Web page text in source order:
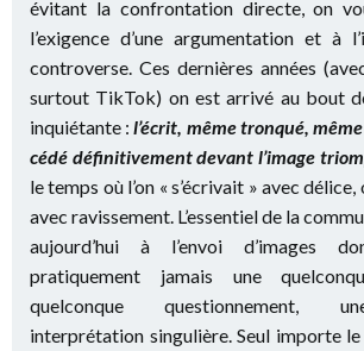
évitant la confrontation directe, on
l’exigence d’une argumentation et à
controverse. Ces dernières années
surtout TikTok) on est arrivé au bout
inquiétante :l’écrit, même tronqué,
cédé définitivement devant l’image
le temps où l’on « s’écrivait » avec délice,
avec ravissement. L’essentiel de la
aujourd’hui à l’envoi d’images
pratiquement jamais une
quelconque questionnement,
interprétation singulière. Seul importe